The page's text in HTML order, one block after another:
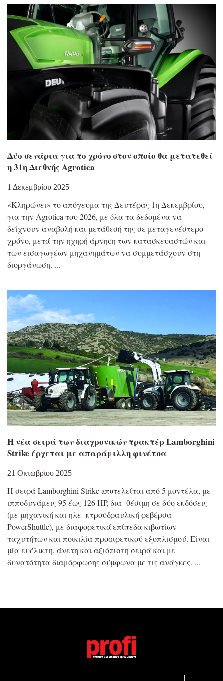
Δύο σενάρια για τo χρόνο στον οποίο θα μετατεθεί
η 31η Διεθνής Agrotica
1 Δεκεμβρίου 2025
«Κληρώνει» το απόγευμα της Δευτέρας 1η Δεκεμβρίου,
για την Agrotica του 2026, με όλα τα δεδομένα να
δείχνουν αναβολή και μετάθεσή της σε μεταγενέστερο
χρόνο, μετά την ηχηρή άρνηση των κατασκευαστών και
των εισαγωγέων μηχανημάτων να συμμετάσχουν στη
διοργάνωση.
Η νέα σειρά των διαχρονικών τρακτέρ Lamborghini
Strike έρχεται με απαράμιλλη φινέτσα
21 Οκτωβρίου 2025
Η σειρά Lamborghini Strike aποτελείται από 5 μοντέλα, με
ιπποδυνάμεις 95 έως 126 HP, δια- θέσιμη σε δύο εκδόσεις
(με μηχανική και ηλε- κτροϋδραυλική ρεβέρσα –
PowerShuttle), με διαφορετικά επίπεδα κιβωτίων
ταχυτήτων και ποικιλία προαιρετικού εξοπλισμού. Είναι
μία ευέλικτη, άνετη και αξιόπιστη σειρά και με
δυνατότητα διαμόρφωσης σύμφωνα με τις ανάγκες.